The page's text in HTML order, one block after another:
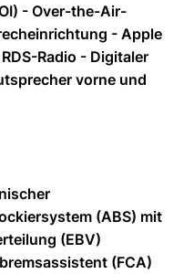
- Over-the-Air-
- Apple
Radio - Digitaler
vorne und
(ABS) mit
(EBV)
(FCA)